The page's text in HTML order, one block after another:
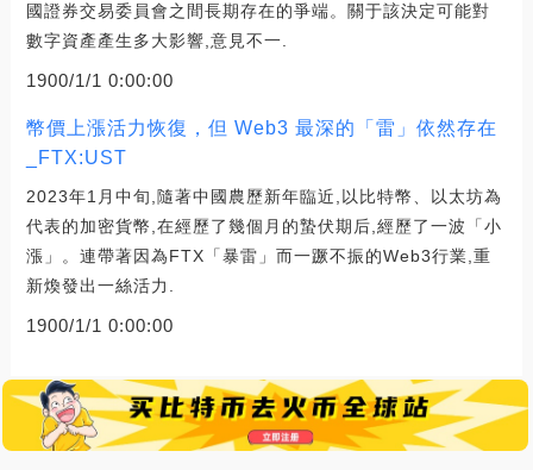
國證券交易委員會之間長期存在的爭端。關于該決定可能對
數字資產產生多大影響,意見不一.
1900/1/1 0:00:00
幣價上漲活力恢復，但 Web3 最深的「雷」依然存在
_FTX:UST
2023年1月中旬,隨著中國農歷新年臨近,以比特幣、以太坊為
代表的加密貨幣,在經歷了幾個月的蟄伏期后,經歷了一波「小
漲」。連帶著因為FTX「暴雷」而一蹶不振的Web3行業,重
新煥發出一絲活力.
1900/1/1 0:00:00